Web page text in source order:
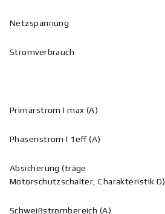
Netzspannung
Stromverbrauch
Primärstrom I max (A)
Phasenstrom I 1eff (A)
Absicherung (träge
Motorschutzschalter, Charakteristik D)
Schweißstrombereich (A)